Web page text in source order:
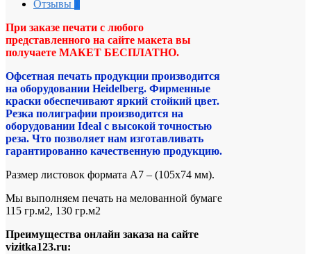
Отзывы 0
При заказе печати с любого
представленного на сайте макета вы
получаете МАКЕТ БЕСПЛАТНО.
Офсетная печать продукции производится
на оборудовании Heidelberg. Фирменные
краски обеспечивают яркий стойкий цвет.
Резка полиграфии производится на
оборудовании Ideal с высокой точностью
реза. Что позволяет нам изготавливать
гарантированно качественную продукцию.
Размер листовок формата А7 – (105х74 мм).
Мы выполняем печать на мелованной бумаге
115 гр.м2, 130 гр.м2
Преимущества онлайн заказа на сайте
vizitka123.ru: